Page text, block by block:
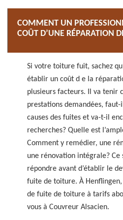
COMMENT UN
COÛT D’UNE RÉPARATION
Si votre toiture fuit, sachez
établir un coût d e la
plusieurs facteurs. Il va tenir
prestations demandées,
causes des fuites et va-t-il
recherches? Quelle est
Comment y remédier, une
une rénovation intégrale? Ce
répondre avant d’établir le
fuite de toiture. À
de fuite de toiture à tarifs
vous à Couvreur Alsacien.